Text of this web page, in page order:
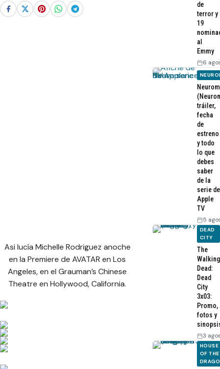
Asi lucía Michelle Rodriguez anoche
en la Premiere de AVATAR en Los
Angeles, en el Grauman’s Chinese
Theatre en Hollywood, California.
de
terror y
19
al
Emmy
6
tráiler,
fecha
de
estreno
y todo
lo que
debes
saber
de la
serie de
Apple
TV
5
DEAD
CITY
The
Walking
Dead:
Dead
City
3x03:
Promo,
fotos y
3
HOUSE
OF THE